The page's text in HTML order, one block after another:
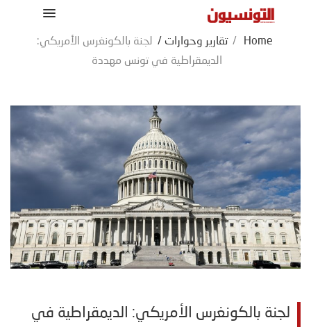
Home
/ تقارير وحوارات /
لجنة بالكونغرس الأمريكي:
الديمقراطية في تونس مهددة
لجنة بالكونغرس الأمريكي: الديمقراطية في